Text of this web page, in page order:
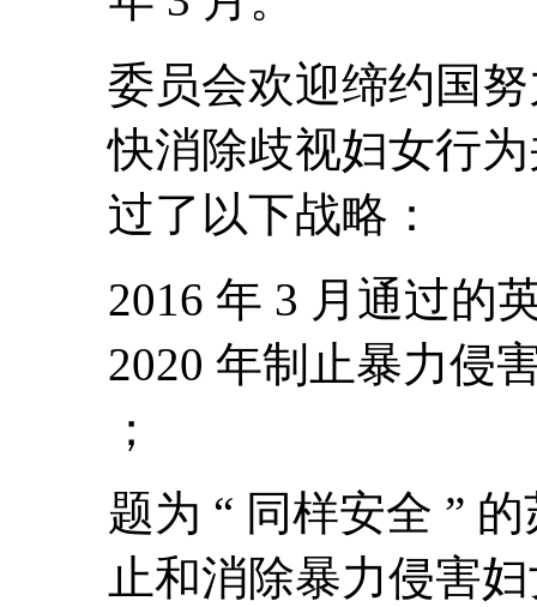
委员会欢迎缔约国
快消除歧视妇女行
过了以下战略：
2016 年 3 月通过的
2020 年制止暴力侵
；
题为 “ 同样安全 ”
止和消除暴力侵害